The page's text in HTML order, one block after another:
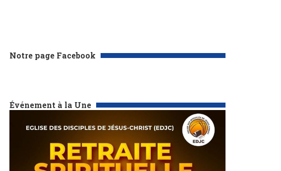
Notre page Facebook
Événement à la Une